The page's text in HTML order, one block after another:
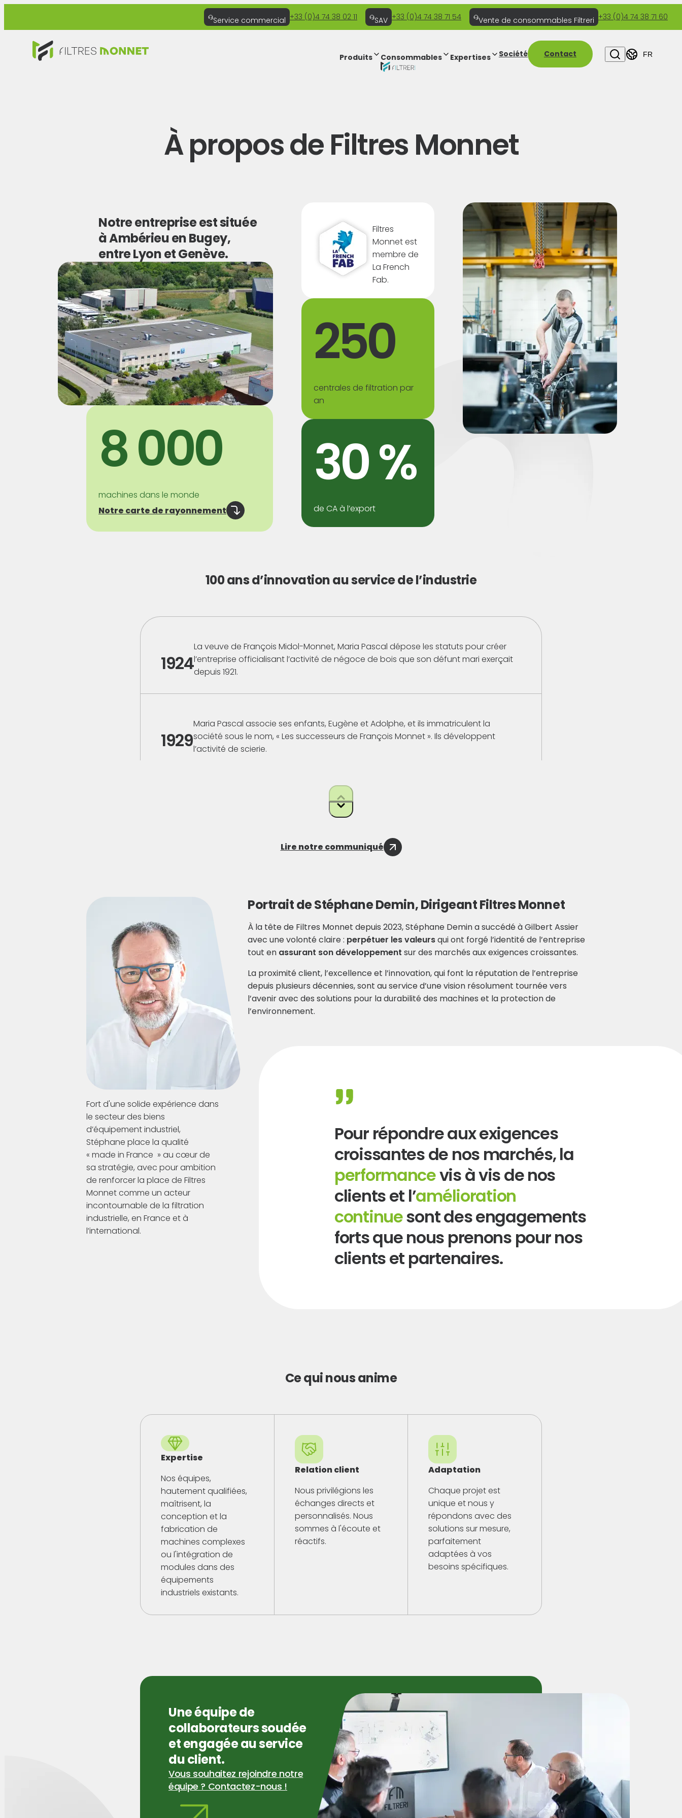
Service commercial +33 (0)4 74 38 02 11 SAV +33 (0)4 74 38 71 54 Vente de consommables Filtreri +33 (0)4 74 38 71 60
Produits Consommables Expertises Société Contact FR
À propos de Filtres Monnet
Notre entreprise est située
à Ambérieu en Bugey,
entre Lyon et Genève.
8 000
machines dans le monde
Notre carte de rayonnement
Filtres
Monnet est
membre de
La French
Fab.
250
centrales de filtration par
an
30 %
de CA à l’export
100 ans d’innovation au service de l’industrie
1924
La veuve de François Midol-Monnet, Maria Pascal dépose les statuts pour créer
l’entreprise officialisant l’activité de négoce de bois que son défunt mari exerçait
depuis 1921.
1929
Maria Pascal associe ses enfants, Eugène et Adolphe, et ils immatriculent la
société sous le nom, « Les successeurs de François Monnet ». Ils développent
l’activité de scierie.
Sous l’impulsion d’Adolphe, l’entreprise amorce sa diversification dans le secteur
mécanique. L’entreprise investit dans des équipements tels que l’entailleuse-
saboteuse destinée à la fabrication de traverses pour la SNCF, ce qui lui ouvre les
matériels de filtration industrielle.
1972 Philippe Midol-Monnet, neveu d'Adolphe, prend la direction de l'entreprise.
1990
Après 11 ans au sein de l’entreprise, au bureau d’études puis au commercial, Gilbert
Assier rachète la société qui prend officiellement le nom de Filtres Monnet et
renforce ses positions en signant des partenariats avec des entreprises
allemandes, élargissant la gamme de filtres.
1994
1996
Construction de l’usine actuelle dans la zone d’activité d’Ambérieu en Bugey afin
de regrouper Filtres Monnet, jusque-là en centre-ville et Filtreri, jusque-là en région
parisienne.
2024
Lire notre communiqué
Fort d'une solide expérience dans
le secteur des biens
d’équipement industriel,
Stéphane place la qualité
« made in France » au cœur de
sa stratégie, avec pour ambition
de renforcer la place de Filtres
Monnet comme un acteur
incontournable de la filtration
industrielle, en France et à
l’international.
Portrait de Stéphane Demin, Dirigeant Filtres Monnet
À la tête de Filtres Monnet depuis 2023, Stéphane Demin a succédé à Gilbert Assier
avec une volonté claire : perpétuer les valeursqui ont forgé l’identité de l’entreprise
tout en assurant son développement sur des marchés aux exigences croissantes.
La proximité client, l’excellence et l’innovation, qui font la réputation de l’entreprise
depuis plusieurs décennies, sont au service d’une vision résolument tournée vers
l’avenir avec des solutions pour la durabilité des machines et la protection de
l’environnement.
Pour répondre aux exigences
croissantes de nos marchés, la
performancevis à vis de nos
clients et l’amélioration
continuesont des engagements
forts que nous prenons pour nos
clients et partenaires.
Ce qui nous anime
Expertise
Nos équipes,
hautement qualifiées,
maîtrisent, la
conception et la
fabrication de
machines complexes
ou l'intégration de
modules dans des
équipements
industriels existants.
Relation client
Nous privilégions les
échanges directs et
personnalisés. Nous
sommes à l'écoute et
réactifs.
Adaptation
Chaque projet est
unique et nous y
répondons avec des
solutions sur mesure,
parfaitement
adaptées à vos
besoins spécifiques.
Une équipe de
collaborateurs soudée
et engagée au service
du client.
Vous souhaitez rejoindre notre
équipe ? Contactez-nous !